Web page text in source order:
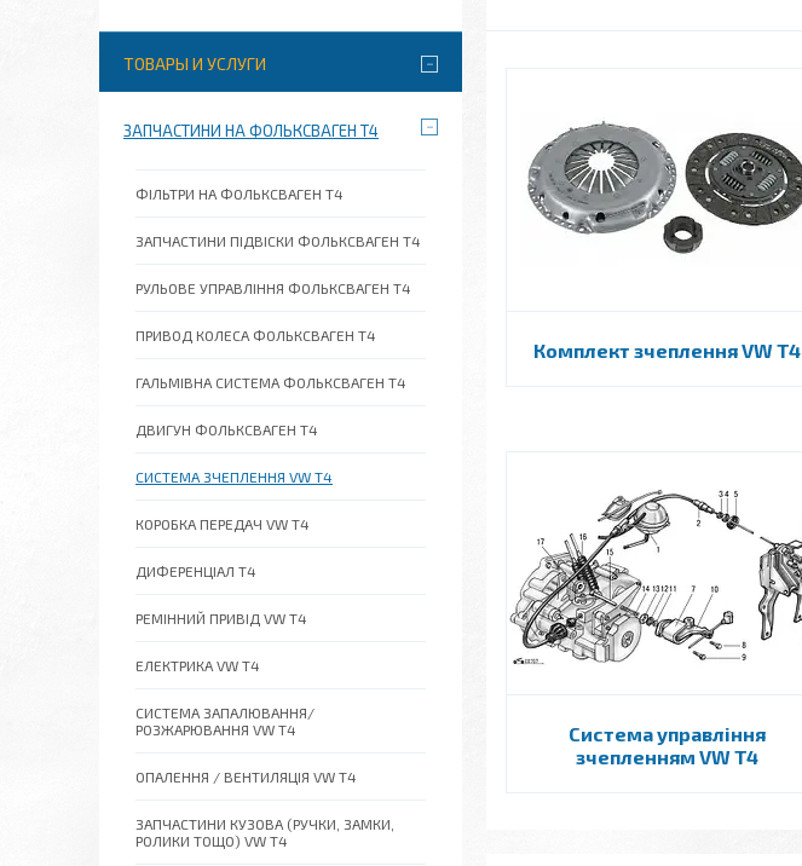
Комплект зчеплення VW T4
Система управління
зчепленням VW T4
ТОВАРЫ И УСЛУГИ
ЗАПЧАСТИНИ НА ФОЛЬКСВАГЕН Т4
ФІЛЬТРИ НА ФОЛЬКСВАГЕН Т4
ЗАПЧАСТИНИ ПІДВІСКИ ФОЛЬКСВАГЕН Т4
РУЛЬОВЕ УПРАВЛІННЯ ФОЛЬКСВАГЕН Т4
ПРИВОД КОЛЕСА ФОЛЬКСВАГЕН Т4
ГАЛЬМІВНА СИСТЕМА ФОЛЬКСВАГЕН Т4
ДВИГУН ФОЛЬКСВАГЕН Т4
СИСТЕМА ЗЧЕПЛЕННЯ VW T4
КОРОБКА ПЕРЕДАЧ VW T4
ДИФЕРЕНЦІАЛ Т4
РЕМІННИЙ ПРИВІД VW T4
ЕЛЕКТРИКА VW T4
СИСТЕМА ЗАПАЛЮВАННЯ/
РОЗЖАРЮВАННЯ VW T4
ОПАЛЕННЯ / ВЕНТИЛЯЦІЯ VW T4
ЗАПЧАСТИНИ КУЗОВА (РУЧКИ, ЗАМКИ,
РОЛИКИ ТОЩО) VW T4